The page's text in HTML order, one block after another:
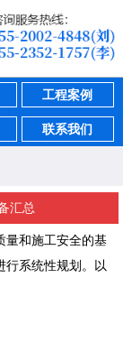
工程案例
联系我们
汇总
量和施工安全的基
行系统性规划。以